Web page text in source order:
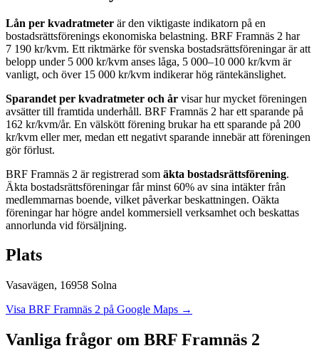
Lån per kvadratmeter är den viktigaste indikatorn på en
bostadsrättsförenings ekonomiska belastning. BRF Framnäs 2 har
7 190 kr/kvm. Ett riktmärke för svenska bostadsrättsföreningar är att
belopp under 5 000 kr/kvm anses låga, 5 000–10 000 kr/kvm är
vanligt, och över 15 000 kr/kvm indikerar hög räntekänslighet.
Sparandet per kvadratmeter och år visar hur mycket föreningen
avsätter till framtida underhåll. BRF Framnäs 2 har ett sparande på
162 kr/kvm/år. En välskött förening brukar ha ett sparande på 200
kr/kvm eller mer, medan ett negativt sparande innebär att föreningen
gör förlust.
BRF Framnäs 2 är registrerad som äkta bostadsrättsförening.
Äkta bostadsrättsföreningar får minst 60% av sina intäkter från
medlemmarnas boende, vilket påverkar beskattningen. Oäkta
föreningar har högre andel kommersiell verksamhet och beskattas
annorlunda vid försäljning.
Plats
Vasavägen, 16958 Solna
Visa BRF Framnäs 2 på Google Maps →
Vanliga frågor om BRF Framnäs 2